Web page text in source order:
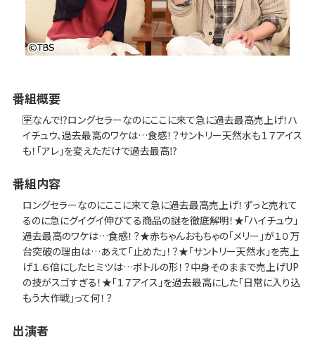
番組概要
🈑なんで⁉ロングセラーなのにここに来て急に過去最高売上げ！ハ
イチュウ、過去最高のワケは…食感！？サントリー天然水も１７アイス
も！「アレ」を変えただけで過去最高⁉
番組内容
ロングセラーなのにここに来て急に過去最高売上げ！ずっと売れて
るのに急にグイグイ伸びてる商品の謎を徹底解明！★「ハイチュウ」
過去最高のワケは…食感！？★赤ちゃんおもちゃの「メリー」が１０万
台突破の理由は…あえて「止めた」！？★「サントリー天然水」を売上
げ１.６倍にしたヒミツは…ボトルの形！？中身そのままで売上げUP
の技がスゴすぎる！★「１７アイス」を過去最高にした「日常に入り込
もう大作戦」って何！？
出演者